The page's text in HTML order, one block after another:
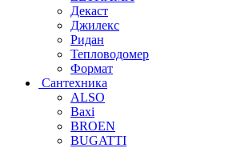
Декаст
Джилекс
Ридан
Тепловодомер
Формат
Сантехника
ALSO
Baxi
BROEN
BUGATTI